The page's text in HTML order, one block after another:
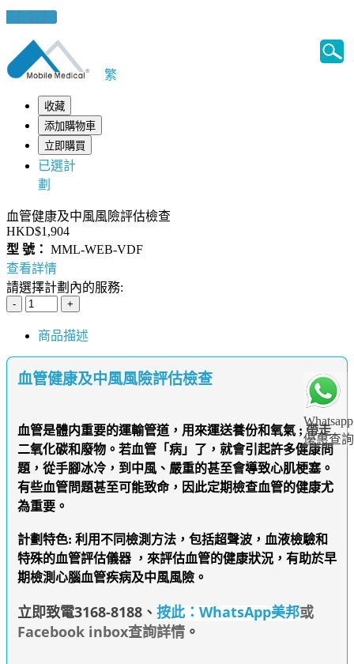
健康錦囊
Whatsapp
優惠查詢
繁
收藏
添加購物車
立即購買
已選計
劃
血管健康及中風風險評估檢查
HKD$1,904
型 號： MML-WEB-VDF
查看詳情
請選擇計劃內的服務:
商品描述
血管健康及中風風險評估檢查
血管是體内重要的運輸管道，用來運送養份和氧氣 ; 帶走
二氧化碳和廢物。若血管「病」了，就會引起許多健康問
題，從手腳冰冷，到中風、嚴重的甚至會導致心肌梗塞。
有些血管問題甚至可能致命，因此定期檢查血管的健康尤
為重要。
計劃特色: 利用不同檢測方法，包括超聲波，血液檢驗和
特殊的血管評估儀器 ，來評估血管的健康狀況，有助於早
期檢測心腦血管疾病及中風風險。
立即致電3168-8188、 按此：WhatsApp美邦或
Facebook inbox查詢詳情。